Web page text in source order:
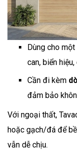
Dùng cho
can, biển
Cần đi kèm
đảm bảo
Với ngoại thất,
hoặc gạch/đá để
vẫn dễ chịu.